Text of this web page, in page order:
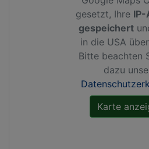
gesetzt, Ihre
gespeichert
in die USA
Bitte beachten
dazu